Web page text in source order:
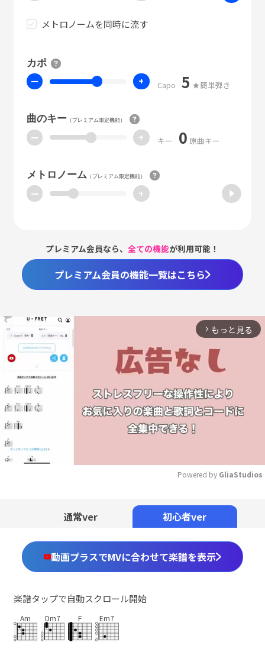
メトロノームを同時に流す
カポ
ー + Capo 5 ★簡単弾き
曲のキー（プレミアム限定機能）
ー + キー 0 原曲キー
メトロノーム （プレミアム限定機能）
ー +
プレミアム会員なら、全ての機能が利用可能！
プレミアム会員の機能一覧はこちら
arrow_forward_ios もっと見る
Powered by GliaStudios
通常ver 初心者ver
動画プラスでMVに合わせて楽譜を表示
楽譜タップで自動スクロール開始
Am Dm7 F Em7